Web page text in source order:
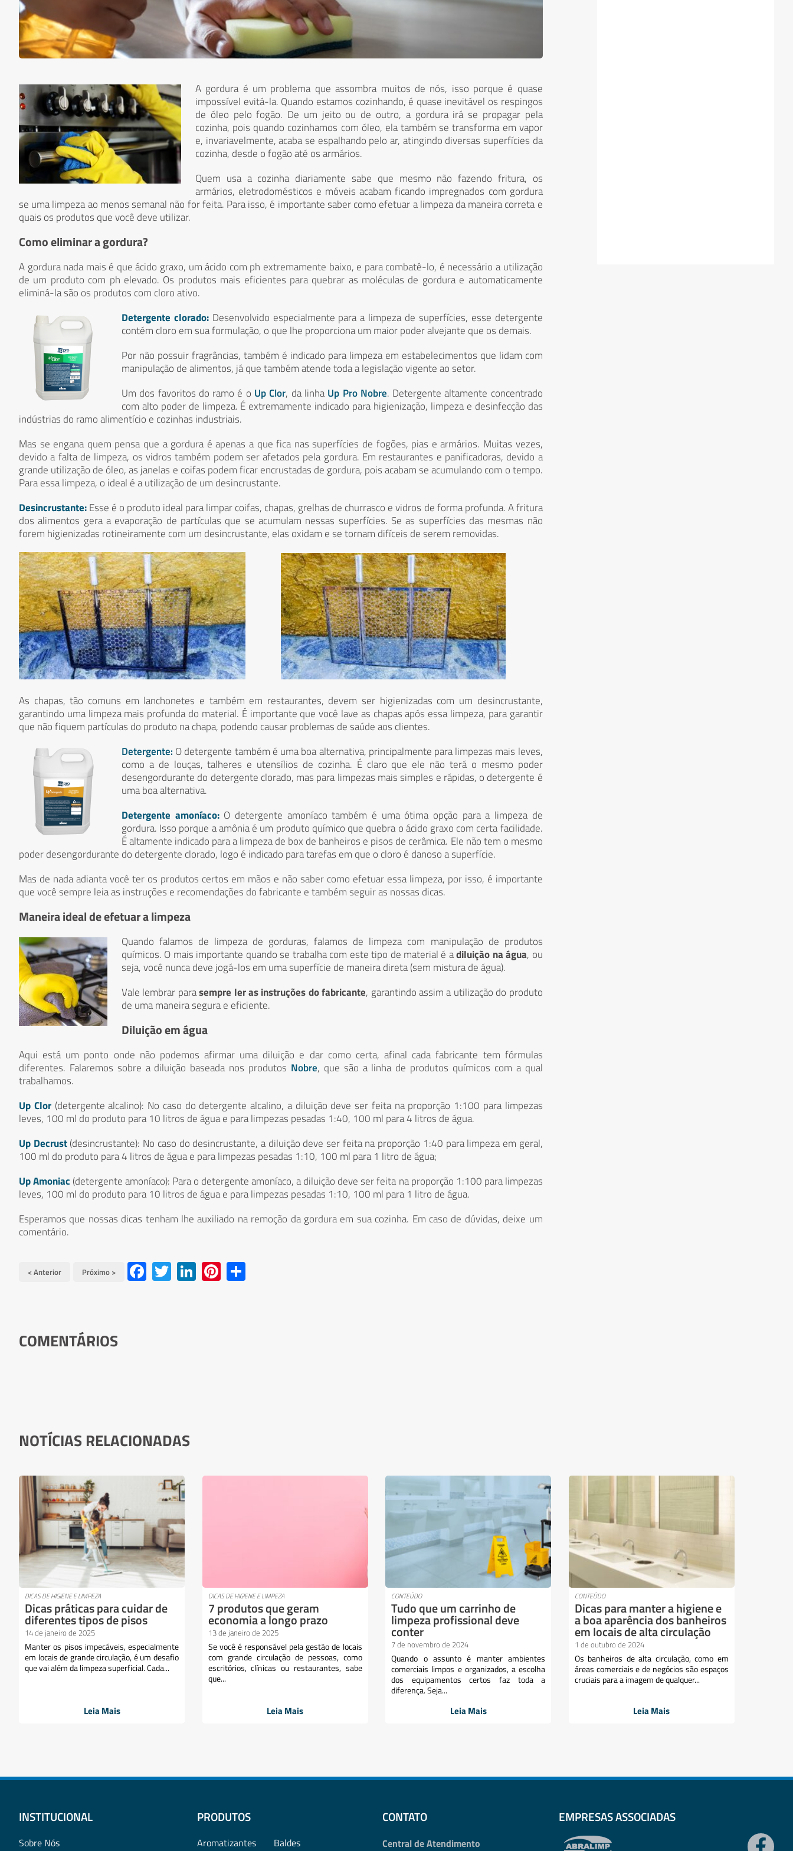
A gordura é um problema que assombra muitos de nós, isso porque é quase
impossível evitá-la. Quando estamos cozinhando, é quase inevitável os respingos
de óleo pelo fogão. De um jeito ou de outro, a gordura irá se propagar pela
cozinha, pois quando cozinhamos com óleo, ela também se transforma em vapor
e, invariavelmente, acaba se espalhando pelo ar, atingindo diversas superfícies da
cozinha, desde o fogão até os armários.
Quem usa a cozinha diariamente sabe que mesmo não fazendo fritura, os
armários, eletrodomésticos e móveis acabam ficando impregnados com gordura
se uma limpeza ao menos semanal não for feita. Para isso, é importante saber como efetuar a limpeza da maneira correta e
quais os produtos que você deve utilizar.
Como eliminar a gordura?
A gordura nada mais é que ácido graxo, um ácido com ph extremamente baixo, e para combatê-lo, é necessário a utilização
de um produto com ph elevado. Os produtos mais eficientes para quebrar as moléculas de gordura e automaticamente
eliminá-la são os produtos com cloro ativo.
Detergente clorado:Desenvolvido especialmente para a limpezade superfícies, esse detergente
contém cloro em sua formulação, o que lhe proporciona um maior poder alvejante que os demais.
Por não possuir fragrâncias, também é indicado para limpeza em estabelecimentos que lidam com
manipulação de alimentos, já que também atende toda a legislação vigente ao setor.
Um dos favoritos do ramo é o Up Clor, da linhaUp Pro Nobre. Detergente altamente concentrado
com alto poder de limpeza. É extremamente indicado para higienização, limpeza e desinfecção das
indústrias do ramo alimentício e cozinhas industriais.
Mas se engana quem pensa que a gordura é apenas a que fica nas superfícies de fogões, pias e armários. Muitas vezes,
devido a falta de limpeza, os vidros também podem ser afetados pela gordura. Em restaurantes e panificadoras, devido a
grande utilização de óleo, as janelas e coifas podem ficar encrustadas de gordura, pois acabam se acumulando com o tempo.
Para essa limpeza, o ideal é a utilização de um desincrustante.
Desincrustante:Esse é o produto ideal para limpar coifas, chapas, grelhas de churrasco e vidros de forma profunda. A fritura
dos alimentos gera a evaporação de partículas que se acumulam nessas superfícies. Se as superfícies das mesmas não
forem higienizadas rotineiramente com um desincrustante, elas oxidam e se tornam difíceis de serem removidas.
As chapas, tão comuns em lanchonetes e também em restaurantes, devem ser higienizadas com um desincrustante,
garantindo uma limpeza mais profunda do material. É importante que você lave as chapas após essa limpeza, para garantir
que não fiquem partículas do produto na chapa, podendo causar problemas de saúde aos clientes.
Detergente: O detergente também é uma boa alternativa, principalmente para limpezas mais leves,
como a de louças, talheres e utensílios de cozinha. É claro que ele não terá o mesmo poder
desengordurante do detergente clorado, mas para limpezas mais simples e rápidas, o detergente é
uma boa alternativa.
Detergente amoníaco:O detergente amoníaco também é uma ótima opção para a limpeza de
gordura. Isso porque a amônia é um produto químico que quebra o ácido graxo com certa facilidade.
É altamente indicado para a limpeza de box de banheiros e pisos de cerâmica. Ele não tem o mesmo
poder desengordurante do detergente clorado, logo é indicado para tarefas em que o cloro é danoso a superfície.
Mas de nada adianta você ter os produtos certos em mãos e não saber como efetuar essa limpeza, por isso, é importante
que você sempre leia as instruções e recomendações do fabricante e também seguir as nossas dicas.
Maneira ideal de efetuar a limpeza
Quando falamos de limpeza de gorduras, falamos de limpeza com manipulação de produtos
químicos. O mais importante quando se trabalha com este tipo de material é adiluição na água, ou
seja, você nunca deve jogá-los em uma superfície de maneira direta (sem mistura de água).
Vale lembrar parasempre ler as instruções do fabricante, garantindo assim a utilização do produto
de uma maneira segura e eficiente.
Diluição em água
Aqui está um ponto onde não podemos afirmar uma diluição e dar como certa, afinal cada fabricante tem fórmulas
diferentes. Falaremos sobre a diluição baseada nos produtos Nobre, que são a linha de produtos químicos com a qual
trabalhamos.
Up Clor(detergente alcalino): No caso do detergente alcalino, a diluição deve ser feita na proporção 1:100 para limpezas
leves, 100 ml do produto para 10 litros de água e para limpezas pesadas 1:40, 100 ml para 4 litros de água.
Up Decrust (desincrustante): No caso do desincrustante, a diluição deve ser feita na proporção 1:40 para limpeza em geral,
100 ml do produto para 4 litros de água e para limpezas pesadas 1:10, 100 ml para 1 litro de água;
Up Amoniac (detergente amoníaco): Para o detergente amoníaco, a diluição deve ser feita na proporção 1:100 para limpezas
leves, 100 ml do produto para 10 litros de água e para limpezas pesadas 1:10, 100 ml para 1 litro de água.
Esperamos que nossas dicas tenham lhe auxiliado na remoção da gordura em sua cozinha. Em caso de dúvidas, deixe um
comentário.
< Anterior Próximo > FacebookTwitter LinkedIn PinterestShare
COMENTÁRIOS
NOTÍCIAS RELACIONADAS
DICAS DE HIGIENE E LIMPEZA
Dicas práticas para cuidar de
diferentes tipos de pisos
14 de janeiro de 2025
Manter os pisos impecáveis, especialmente
em locais de grande circulação, é um desafio
que vai além da limpeza superficial. Cada...
Leia Mais
DICAS DE HIGIENE E LIMPEZA
7 produtos que geram
economia a longo prazo
13 de janeiro de 2025
Se você é responsável pela gestão de locais
com grande circulação de pessoas, como
escritórios, clínicas ou restaurantes, sabe
que...
Leia Mais
CONTEÚDO
Tudo que um carrinho de
limpeza profissional deve
conter
7 de novembro de 2024
Quando o assunto é manter ambientes
comerciais limpos e organizados, a escolha
dos equipamentos certos faz toda a
diferença. Seja...
Leia Mais
CONTEÚDO
Dicas para manter a higiene e
a boa aparência dos banheiros
em locais de alta circulação
1 de outubro de 2024
Os banheiros de alta circulação, como em
áreas comerciais e de negócios são espaços
cruciais para a imagem de qualquer...
Leia Mais
INSTITUCIONAL
Sobre Nós
PRODUTOS
Aromatizantes
Baldes
CONTATO
Central de Atendimento
EMPRESAS ASSOCIADAS